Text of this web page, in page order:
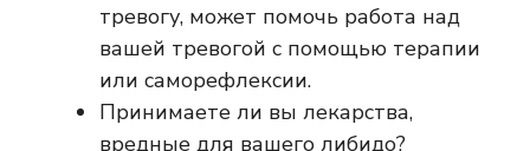
тревогу, может помочь работа над
вашей тревогой с помощью терапии
или саморефлексии.
Принимаете ли вы лекарства,
вредные для вашего либидо?